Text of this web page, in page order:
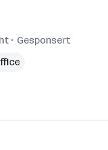
Gesponsert